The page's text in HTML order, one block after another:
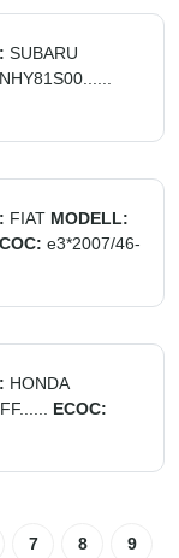
SUBARU
FIAT MODELL:
e3*2007/46-
HONDA
ECOC:
7 8 9